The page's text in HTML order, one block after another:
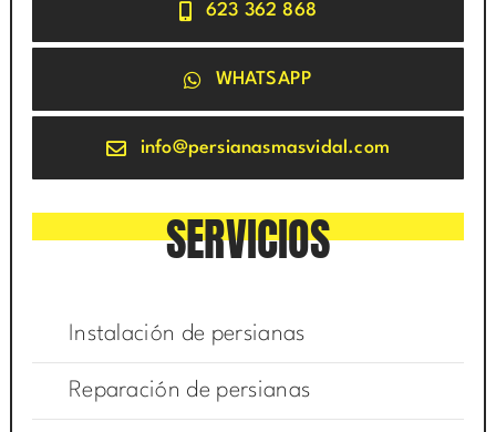
623 362 868
WHATSAPP
info@persianasmasvidal.com
SERVICIOS
Instalación de persianas
Reparación de persianas